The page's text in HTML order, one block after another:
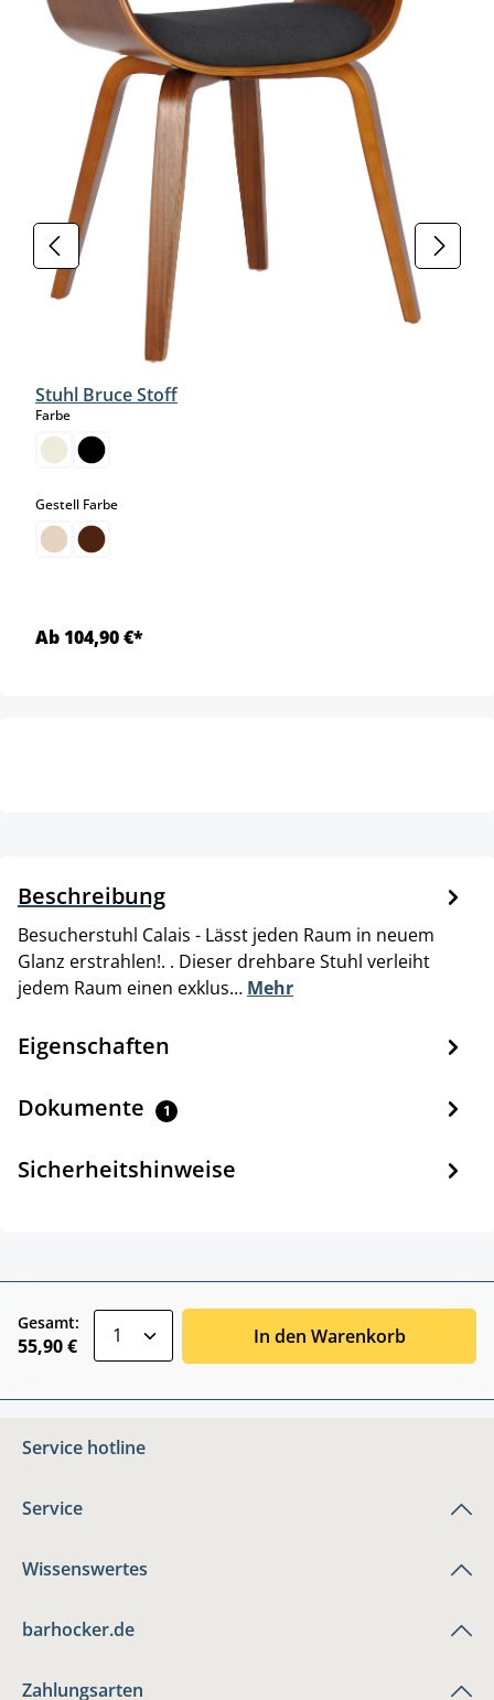
Stuhl Bruce Stoff
Farbeauswählen
Gestell Farbeauswählen
Ab 104,90 €*
Beschreibung
Besucherstuhl Calais - Lässt jeden Raum in neuem
Glanz erstrahlen!. . Dieser drehbare Stuhl verleiht
jedem Raum einen exklus… Mehr
Eigenschaften
Dokumente 1
Sicherheitshinweise
Gesamt:
55,90 € In den Warenkorb
Service hotline
Service
Wissenswertes
barhocker.de
Zahlungsarten